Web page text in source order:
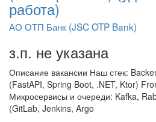
работа)
АО ОТП Банк (JSC OTP Bank)
з.п. не указана
Описание вакансии Наш стек:
(FastAPI, Spring Boot, .NET, Ktor)
Микросервисы и очереди: Kafka,
(GitLab, Jenkins, Argo